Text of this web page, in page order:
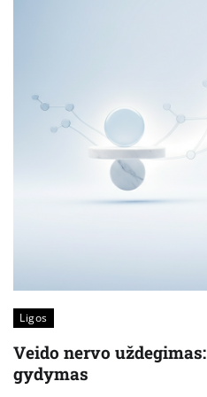
Ligos
Veido nervo
gydymas